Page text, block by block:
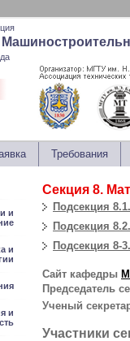
Требования
и
и
и
Секция 8.
Подсекция
Подсекция
Подсекция 8-
Сайт кафедры
Председатель
Ученый
Участники